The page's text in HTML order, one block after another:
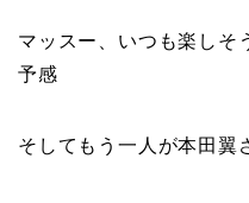
マッスー
、いつも楽し
予感
そしてもう一人が本田翼